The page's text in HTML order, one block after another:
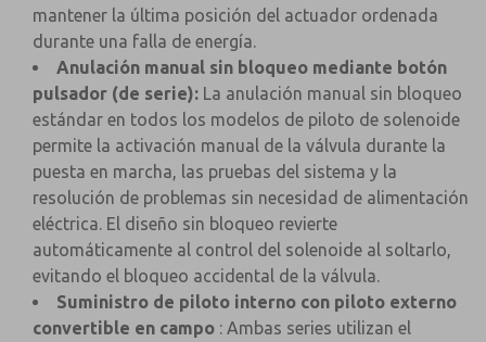
mantener la última posición del actuador ordenada
durante una falla de energía.
Anulación manual sin bloqueo mediante botón
pulsador (de serie): La anulación manual sin bloqueo
estándar en todos los modelos de piloto de solenoide
permite la activación manual de la válvula durante la
puesta en marcha, las pruebas del sistema y la
resolución de problemas sin necesidad de alimentación
eléctrica. El diseño sin bloqueo revierte
automáticamente al control del solenoide al soltarlo,
evitando el bloqueo accidental de la válvula.
Suministro de piloto interno con piloto externo
convertible en campo : Ambas series utilizan el